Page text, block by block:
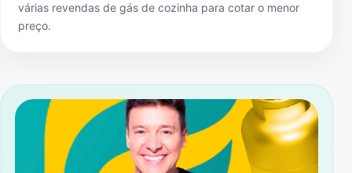
várias revendas de gás de cozinha para cotar o menor
preço.